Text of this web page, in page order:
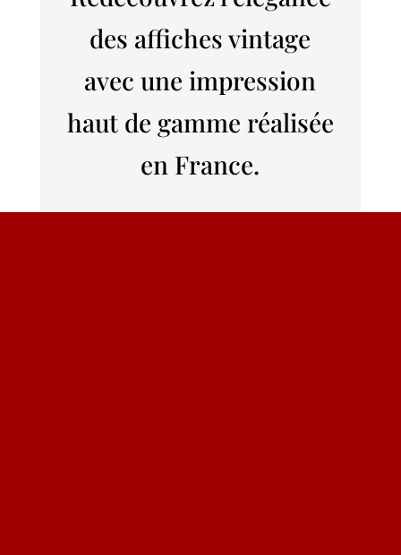
des affiches vintage
avec une impression
haut de gamme réalisée
en France.